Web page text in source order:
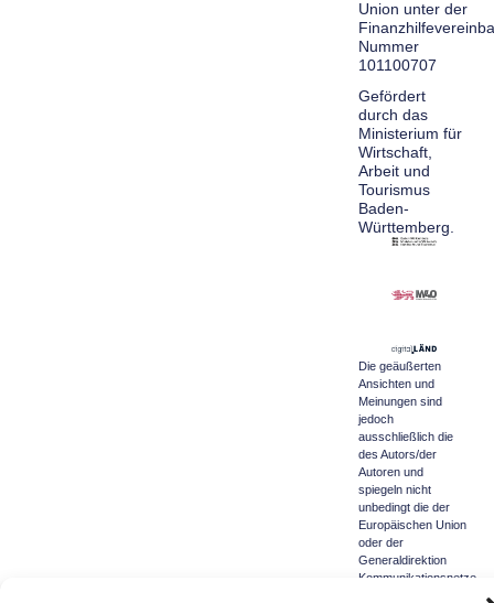
Union unter der
Nummer
101100707
Gefördert
durch das
Ministerium für
Wirtschaft,
Arbeit und
Tourismus
Baden-
Württemberg.
Die geäußerten
Ansichten und
Meinungen sind
jedoch
ausschließlich die
des Autors/der
Autoren und
spiegeln nicht
unbedingt die der
Europäischen Union
oder der
Generaldirektion
Kommunikationsnetze,